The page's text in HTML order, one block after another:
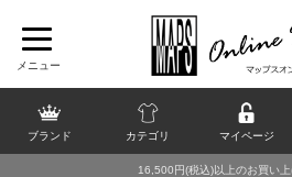
ブランド カテゴリ マイページ
16,500円(税込)以上のお買い